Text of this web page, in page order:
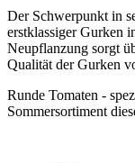
Der Schwerpunkt in
erstklassiger Gurken
Neupflanzung sorgt
Qualität der Gurken
Runde Tomaten -
Sommersortiment